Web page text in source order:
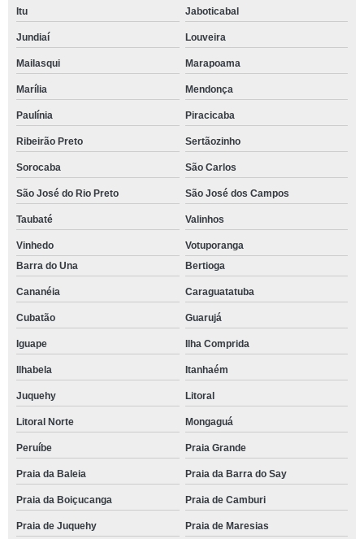
Itu Jaboticabal
Jundiaí Louveira
Mailasqui Marapoama
Marília Mendonça
Paulínia Piracicaba
Ribeirão Preto Sertãozinho
Sorocaba São Carlos
São José do Rio Preto São José dos Campos
Taubaté Valinhos
Vinhedo
Votuporanga
Barra do Una
Bertioga
Cananéia Caraguatatuba
Cubatão Guarujá
Iguape Ilha Comprida
Ilhabela Itanhaém
Juquehy Litoral
Litoral Norte Mongaguá
Peruíbe Praia Grande
Praia da Baleia Praia da Barra do Say
Praia da Boiçucanga Praia de Camburi
Praia de Juquehy Praia de Maresias